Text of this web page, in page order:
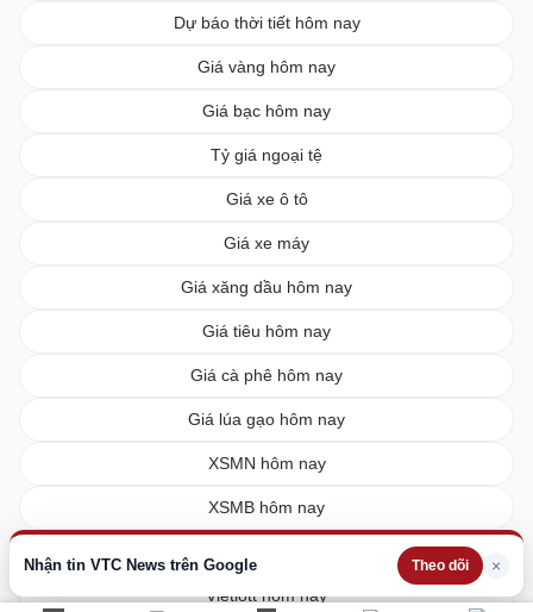
Nhận tin VTC News trên Google Theo dõi ×
Dự báo thời tiết hôm nay
Giá vàng hôm nay
Giá bạc hôm nay
Tỷ giá ngoại tệ
Giá xe ô tô
Giá xe máy
Giá xăng dầu hôm nay
Giá tiêu hôm nay
Giá cà phê hôm nay
Giá lúa gạo hôm nay
XSMN hôm nay
XSMB hôm nay
Vietlott hôm nay